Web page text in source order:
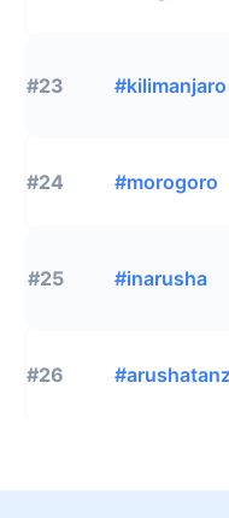
#23 #kilimanjaro
#24 #morogoro
#25 #inarusha
#26